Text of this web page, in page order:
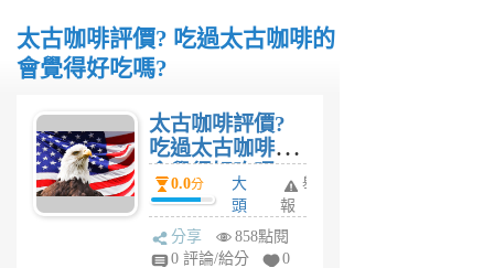
太古咖啡評價? 吃過太古咖啡的
會覺得好吃嗎?
太古咖啡評價?
吃過太古咖啡的
會覺得好吃嗎?
0.0分
大
頭
6
年
舉
報
分享
858點閱
0 評論/給分
0